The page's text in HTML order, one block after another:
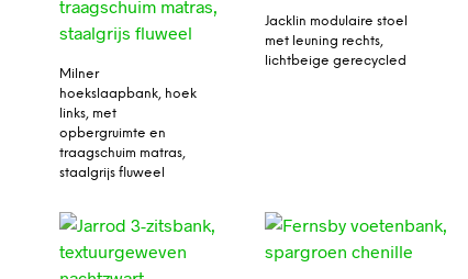
Milner
hoekslaapbank, hoek
links, met
opbergruimte en
traagschuim matras,
staalgrijs fluweel
Jacklin modulaire stoel
met leuning rechts,
lichtbeige gerecycled